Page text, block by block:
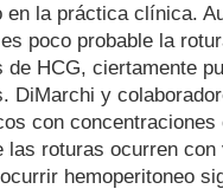
la práctica clínica.
poco probable la
de HCG, ciertamente
DiMarchi y
con
las roturas ocurren
hemoperitoneo